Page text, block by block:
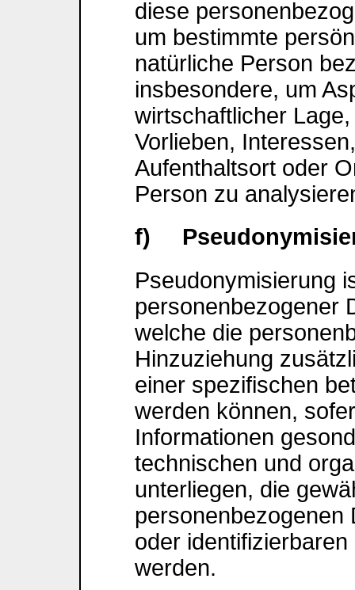
diese
um bestimmte
natürliche Person
insbesondere, um
wirtschaftlicher
Vorlieben,
Aufenthaltsort oder
Person zu
f)
Pseudonymisierung
personenbezogener
welche die
Hinzuziehung
einer spezifischen
werden können,
Informationen
technischen und
unterliegen, die
personenbezogenen
oder
werden.